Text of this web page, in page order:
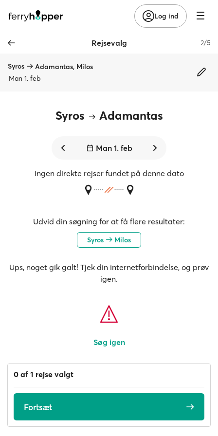
Log ind
Rejsevalg 2/5
Syros
Adamantas, Milos
Man 1. feb
Syros Adamantas
Man 1. feb
Ingen direkte rejser fundet på denne dato
Udvid din søgning for at få flere resultater:
Syros Milos
Ups, noget gik galt! Tjek din internetforbindelse, og prøv
igen.
Søg igen
0 af 1 rejse valgt
Fortsæt